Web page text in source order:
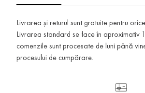
Livrarea și returul sunt gratuite pentru
Livrarea standard se face în aproximativ
comenzile sunt procesate de luni până
procesului de cumpărare.